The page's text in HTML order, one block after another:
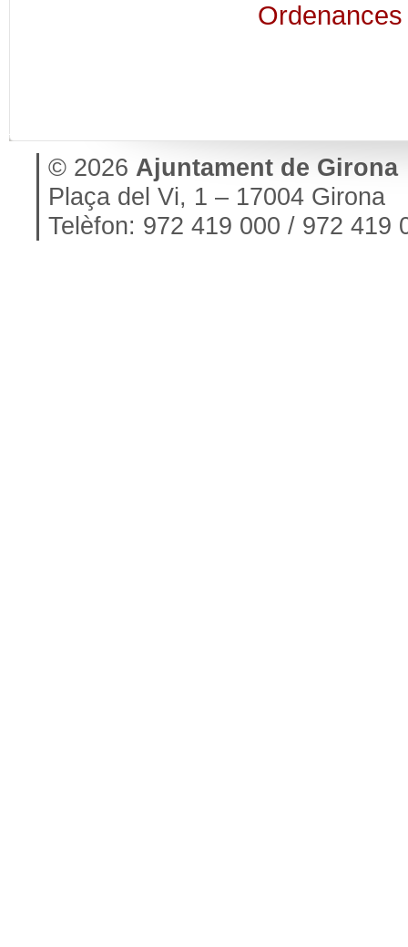
© 2026 Ajuntament de Girona
Plaça del Vi, 1 – 17004 Girona
Telèfon: 972 419 000 / 972 419